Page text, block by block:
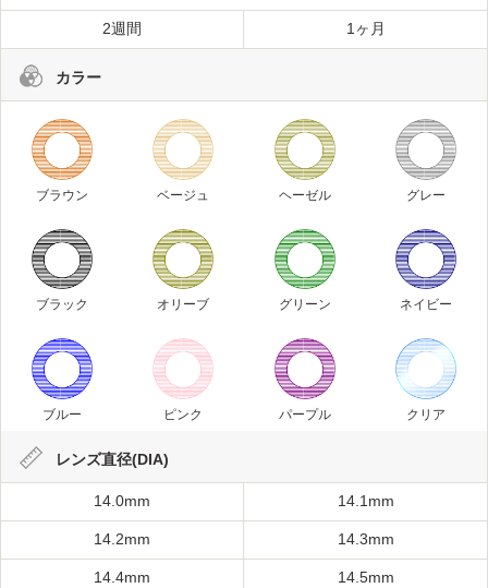
2週間 1ヶ月
カラー
ブラウン ベージュ ヘーゼル グレー
ブラック オリーブ グリーン ネイビー
ブルー ピンク パープル クリア
レンズ直径(DIA)
14.0mm 14.1mm
14.2mm 14.3mm
14.4mm 14.5mm